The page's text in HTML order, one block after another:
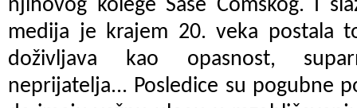
njihovog kolege Saše Čomskog. I
medija je krajem 20. veka postala
doživljava kao opasnost,
neprijatelja... Posledice su pogubne